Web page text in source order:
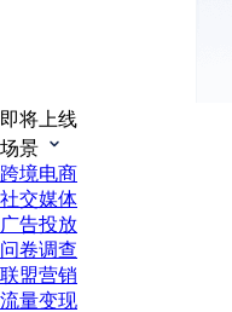
即将上线
场景
跨境电商
社交媒体
广告投放
问卷调查
联盟营销
流量变现